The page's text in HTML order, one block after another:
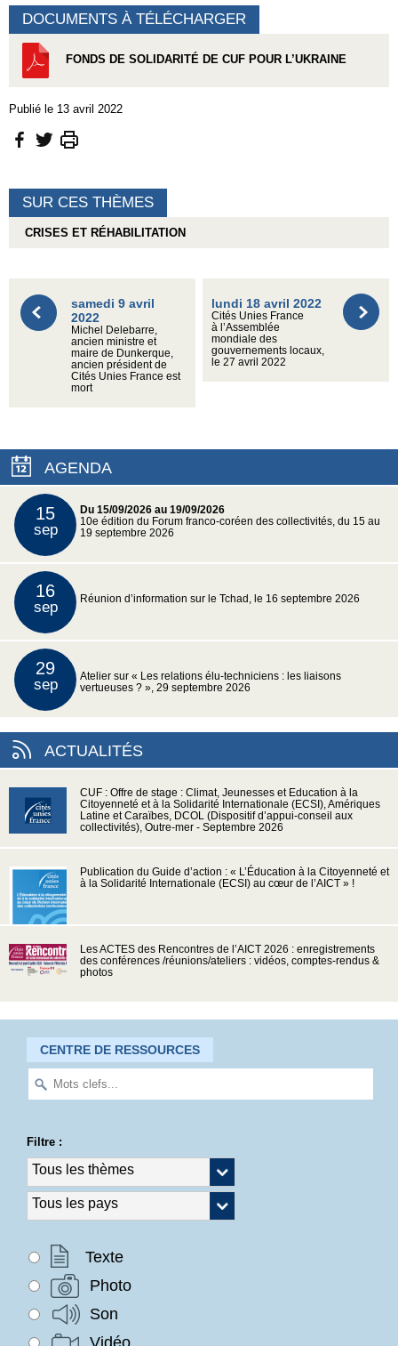
DOCUMENTS À TÉLÉCHARGER
FONDS DE SOLIDARITÉ DE CUF POUR L’UKRAINE
Publié le 13 avril 2022
SUR CES THÈMES
CRISES ET RÉHABILITATION
samedi 9 avril
2022
Michel Delebarre,
ancien ministre et
maire de Dunkerque,
ancien président de
Cités Unies France est
mort
lundi 18 avril 2022
Cités Unies France
à l’Assemblée
mondiale des
gouvernements locaux,
le 27 avril 2022
AGENDA
15
sep
Du 15/09/2026 au 19/09/2026
10e édition du Forum franco-coréen des collectivités, du 15 au
19 septembre 2026
16
sep Réunion d’information sur le Tchad, le 16 septembre 2026
29
sep
Atelier sur « Les relations élu-techniciens : les liaisons
vertueuses ? », 29 septembre 2026
ACTUALITÉS
CUF : Offre de stage : Climat, Jeunesses et Education à la
Citoyenneté et à la Solidarité Internationale (ECSI), Amériques
Latine et Caraïbes, DCOL (Dispositif d’appui-conseil aux
collectivités), Outre-mer - Septembre 2026
Publication du Guide d’action : « L’Éducation à la Citoyenneté et
à la Solidarité Internationale (ECSI) au cœur de l’AICT » !
Les ACTES des Rencontres de l’AICT 2026 : enregistrements
des conférences /réunions/ateliers : vidéos, comptes-rendus &
photos
CENTRE DE RESSOURCES
Filtre :
Texte
Photo
Son
Vidéo